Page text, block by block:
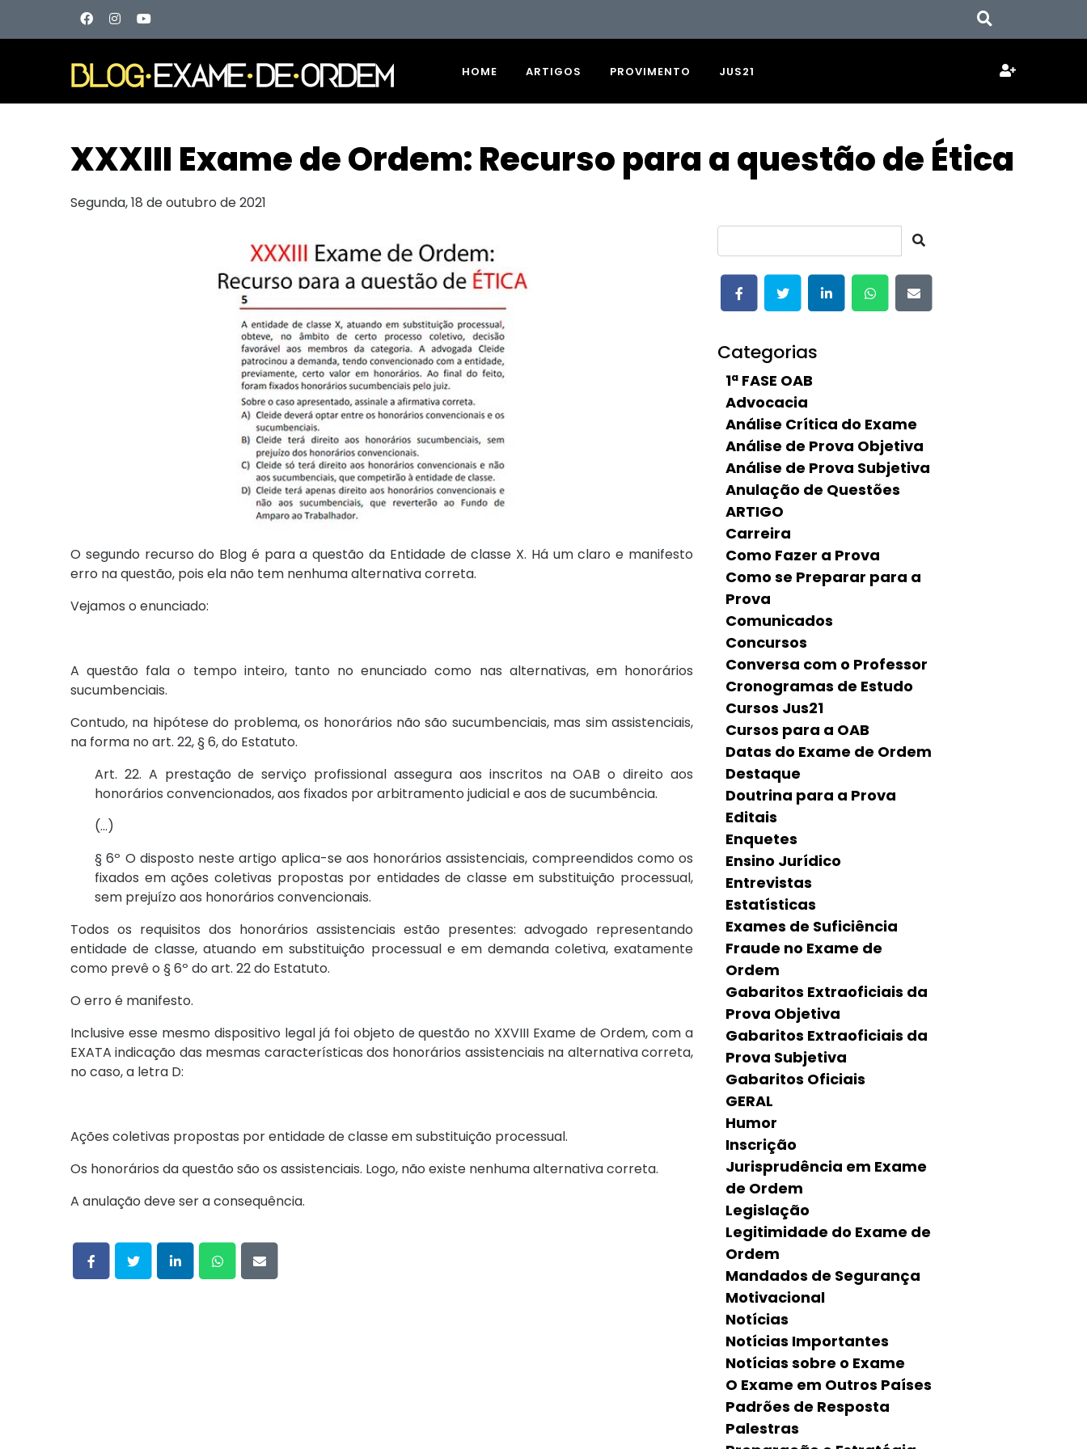
HOME ARTIGOS PROVIMENTO JUS21
XXXIII Exame de Ordem: Recurso para a questão de Ética
Segunda, 18 de outubro de 2021
O segundo recurso do Blog é para a questão da Entidade de classe X. Há um claro e manifesto
erro na questão, pois ela não tem nenhuma alternativa correta.
Vejamos o enunciado:
A questão fala o tempo inteiro, tanto no enunciado como nas alternativas, em honorários
sucumbenciais.
Contudo, na hipótese do problema, os honorários não são sucumbenciais, mas sim assistenciais,
na forma no art. 22, § 6, do Estatuto.
Art. 22. A prestação de serviço profissional assegura aos inscritos na OAB o direito aos
honorários convencionados, aos fixados por arbitramento judicial e aos de sucumbência.
(...)
§ 6º O disposto neste artigo aplica-se aos honorários assistenciais, compreendidos como os
fixados em ações coletivas propostas por entidades de classe em substituição processual,
sem prejuízo aos honorários convencionais.
Todos os requisitos dos honorários assistenciais estão presentes: advogado representando
entidade de classe, atuando em substituição processual e em demanda coletiva, exatamente
como prevê o § 6º do art. 22 do Estatuto.
O erro é manifesto.
Inclusive esse mesmo dispositivo legal já foi objeto de questão no XXVIII Exame de Ordem, com a
EXATA indicação das mesmas características dos honorários assistenciais na alternativa correta,
no caso, a letra D:
Ações coletivas propostas por entidade de classe em substituição processual.
Os honorários da questão são os assistenciais. Logo, não existe nenhuma alternativa correta.
A anulação deve ser a consequência.
Categorias
1ª FASE OAB
Advocacia
Análise Crítica do Exame
Análise de Prova Objetiva
Análise de Prova Subjetiva
Anulação de Questões
ARTIGO
Carreira
Como Fazer a Prova
Como se Preparar para a
Prova
Comunicados
Concursos
Conversa com o Professor
Cronogramas de Estudo
Cursos Jus21
Cursos para a OAB
Datas do Exame de Ordem
Destaque
Doutrina para a Prova
Editais
Enquetes
Ensino Jurídico
Entrevistas
Estatísticas
Exames de Suficiência
Fraude no Exame de
Ordem
Gabaritos Extraoficiais da
Prova Objetiva
Gabaritos Extraoficiais da
Prova Subjetiva
Gabaritos Oficiais
GERAL
Humor
Inscrição
Jurisprudência em Exame
de Ordem
Legislação
Legitimidade do Exame de
Ordem
Mandados de Segurança
Motivacional
Notícias
Notícias Importantes
Notícias sobre o Exame
O Exame em Outros Países
Padrões de Resposta
Palestras